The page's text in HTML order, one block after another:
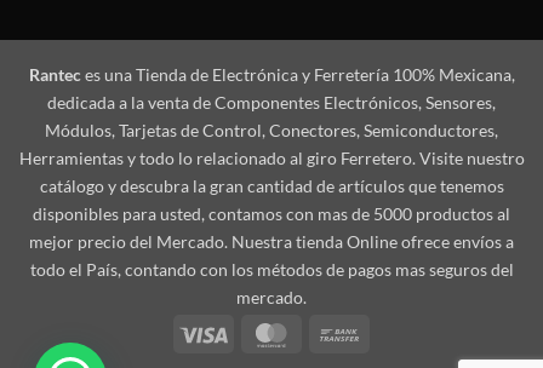
Ranteces una Tienda de Electrónica y Ferretería 100% Mexicana,
dedicada a la venta de Componentes Electrónicos, Sensores,
Módulos, Tarjetas de Control, Conectores, Semiconductores,
Herramientas y todo lo relacionado al giro Ferretero. Visite nuestro
catálogo y descubra la gran cantidad de artículos que tenemos
disponibles para usted, contamos con mas de 5000 productos al
mejor precio del Mercado. Nuestra tienda Online ofrece envíos a
todo el País, contando con los métodos de pagos mas seguros del
mercado.
Visa
MasterCard